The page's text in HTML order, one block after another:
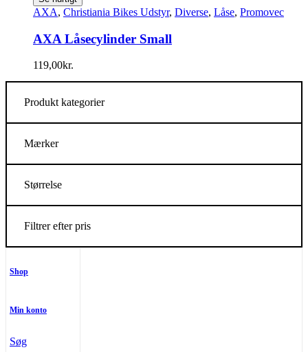
AXA, Christiania Bikes Udstyr, Diverse, Låse, Promovec
AXA Låsecylinder Small
119,00kr.
Produkt kategorier
Mærker
Størrelse
Filtrer efter pris
Shop
Min konto
Søg